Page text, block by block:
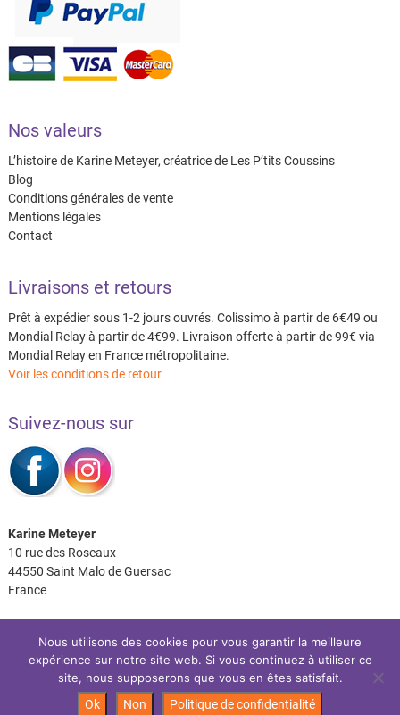
Nos valeurs
L’histoire de Karine Meteyer, créatrice de Les P’tits Coussins
Blog
Conditions générales de vente
Mentions légales
Contact
Livraisons et retours
Prêt à expédier sous 1-2 jours ouvrés. Colissimo à partir de 6€49 ou
Mondial Relay à partir de 4€99. Livraison offerte à partir de 99€ via
Mondial Relay en France métropolitaine.
Voir les conditions de retour
Suivez-nous sur
Karine Meteyer
10 rue des Roseaux
44550 Saint Malo de Guersac
France
Facebook
Instagram
Les P’tits Coussins | Site réalisé par:IDéales| © 2026
Nous utilisons des cookies pour vous garantir la meilleure
expérience sur notre site web. Si vous continuez à utiliser ce
site, nous supposerons que vous en êtes satisfait.
Ok
Non Politique de confidentialité